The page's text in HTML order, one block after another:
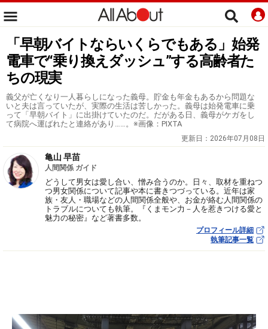
「早朝バイトならいくらでもある」始発
電車で“乗り換えダッシュ”する高齢者た
ちの現実
義父が亡くなり一人暮らしになった義母。貯金も年金もあるから問題な
いと夫は言っていたが、実際の生活は苦しかった。義母は始発電車に乗
って「早朝バイト」に出掛けていたのだ。だがある日、義母がケガをし
て病院へ運ばれたと連絡があり……。※画像：PIXTA
更新日： 2026年07月08日
亀山 早苗
人間関係 ガイド
どうして男女は愛し合い、憎み合うのか。日々、取材を重ねつ
つ男女関係について記事や本に書きつづっている。近年は家
族・友人・職場などの人間関係全般や、お金が絡む人間関係の
トラブルについても執筆。『くまモン力－人を惹きつける愛と
魅力の秘密』など著書多数。
プロフィール詳細
執筆記事一覧